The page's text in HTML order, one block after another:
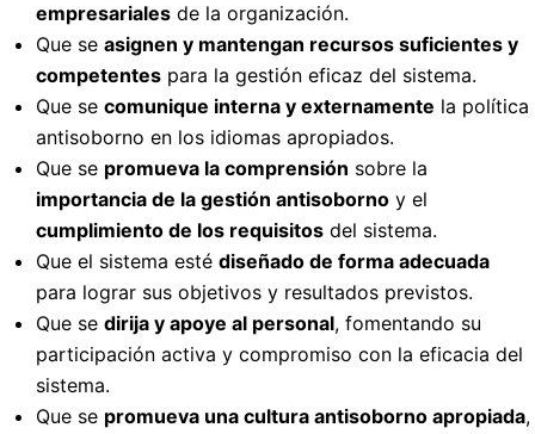
empresariales de la organización.
Que se asignen y mantengan recursos suficientes y
competentes para la gestión eficaz del sistema.
Que se comunique interna y externamente la política
antisoborno en los idiomas apropiados.
Que se promueva la comprensión sobre la
importancia de la gestión antisoborno y el
cumplimiento de los requisitos del sistema.
Que el sistema esté diseñado de forma adecuada
para lograr sus objetivos y resultados previstos.
Que se dirija y apoye al personal, fomentando su
participación activa y compromiso con la eficacia del
sistema.
Que se promueva una cultura antisoborno apropiada,